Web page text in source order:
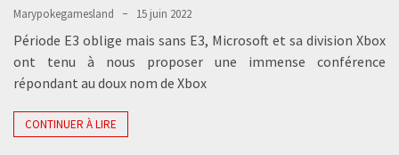
Marypokegamesland 15 juin 2022
Période E3 oblige mais sans E3, Microsoft et sa division Xbox
ont tenu à nous proposer une immense conférence
répondant au doux nom de Xbox
CONTINUER À LIRE